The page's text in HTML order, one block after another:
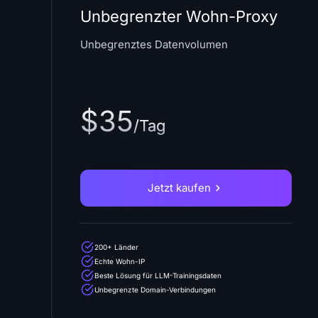
Unbegrenzter Wohn-Proxy
Unbegrenztes Datenvolumen
$35/Tag
Jetzt kaufen
200+ Länder
Echte Wohn-IP
Beste Lösung für LLM-Trainingsdaten
Unbegrenzte Domain-Verbindungen